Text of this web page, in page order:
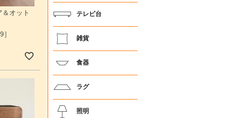
オット
テレビ台
雑貨
食器
ラグ
照明